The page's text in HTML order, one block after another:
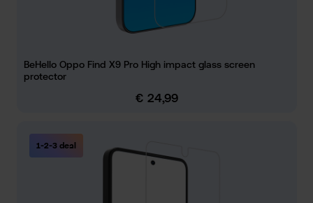
BeHello Oppo Find X9 Pro High impact glass screen
protector
Normale prijs:
€ 24,99
1-2-3 deal